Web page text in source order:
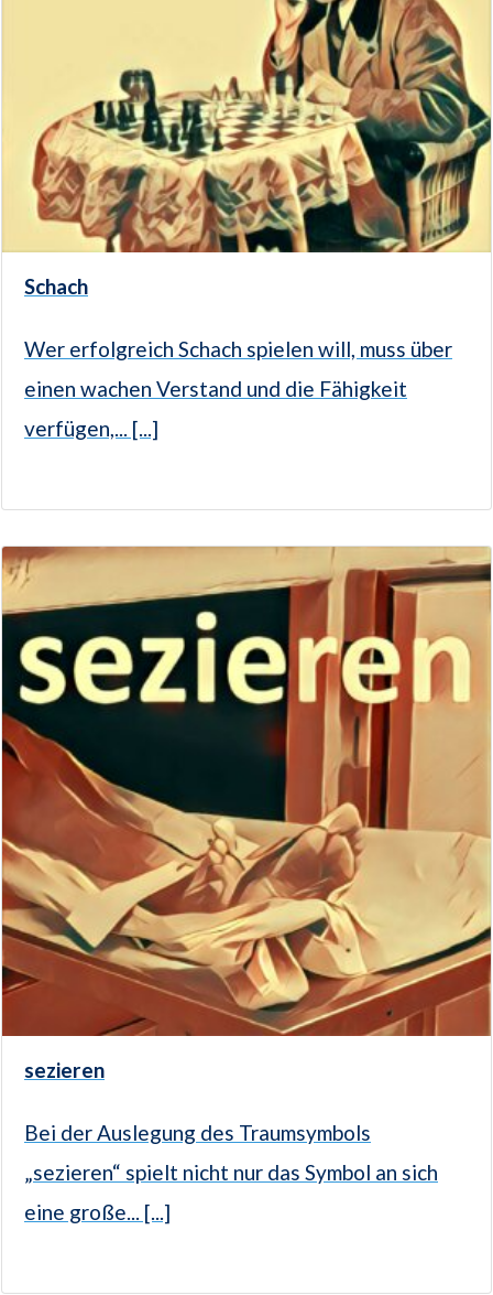
Schach
Wer erfolgreich Schach spielen will, muss über
einen wachen Verstand und die Fähigkeit
verfügen,... [...]
sezieren
Bei der Auslegung des Traumsymbols
„sezieren“ spielt nicht nur das Symbol an sich
eine große... [...]